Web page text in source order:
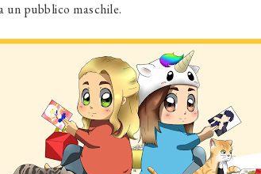
pubblico maschile.